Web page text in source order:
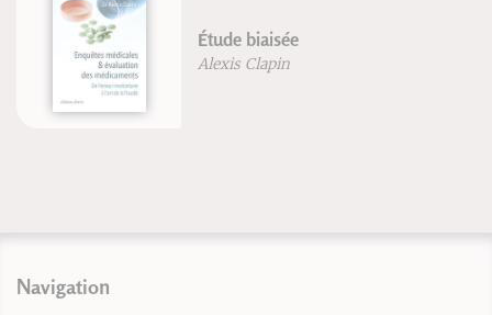
Étude biaisée
Alexis Clapin
Navigation